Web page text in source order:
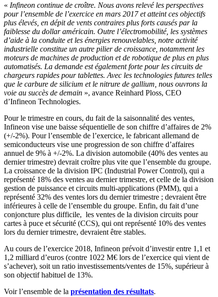
« Infineon continue de croître. Nous avons relevé les perspectives
pour l’ensemble de l’exercice en mars 2017 et atteint ces objectifs
plus élevés, en dépit de vents contraires plus forts causés par la
faiblesse du dollar américain. Outre l’électromobilité, les systèmes
d’aide à la conduite et les énergies renouvelables, notre activité
industrielle constitue un autre pilier de croissance, notamment les
moteurs de machines de production et de robotique de plus en plus
automatisés. La demande est également forte pour les circuits de
chargeurs rapides pour tablettes. Avec les technologies futures telles
que le carbure de silicium et le nitrure de gallium, nous ouvrons la
voie au succès de demain », avance Reinhard Ploss, CEO
d’Infineon Technologies.
Pour le trimestre en cours, du fait de la saisonnalité des ventes,
Infineon vise une baisse séquentielle de son chiffre d’affaires de 2%
(+/-2%). Pour l’ensemble de l’exercice, le fabricant allemand de
semiconducteurs vise une progression de son chiffre d’affaires
annuel de 9% à +/-2%. La division automobile (40% des ventes au
dernier trimestre) devrait croître plus vite que l’ensemble du groupe.
La croissance de la division IPC (Industrial Power Control), qui a
représenté 18% des ventes au dernier trimestre, et celle de la division
gestion de puissance et circuits multi-applications (PMM), qui a
représenté 32% des ventes lors du dernier trimestre ; devraient être
inférieures à celle de l’ensemble du groupe. Enfin, du fait d’une
conjoncture plus difficile, les ventes de la division circuits pour
cartes à puce et sécurité (CCS), qui ont représenté 10% des ventes
lors du dernier trimestre, devraient être stables.
Au cours de l’exercice 2018, Infineon prévoit d’investir entre 1,1 et
1,2 milliard d’euros (contre 1022 M€ lors de l’exercice qui vient de
s’achever), soit un ratio investissements/ventes de 15%, supérieur à
son objectif habituel de 13%.
Voir l’ensemble de la présentation des résultats.